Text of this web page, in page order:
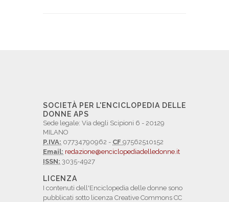
SOCIETÀ PER L'ENCICLOPEDIA DELLE
DONNE APS
Sede legale: Via degli Scipioni 6 - 20129
MILANO
P.IVA: 07734790962 - CF 97562510152
Email: redazione@enciclopediadelledonne.it
ISSN: 3035-4927
LICENZA
I contenuti dell'Enciclopedia delle donne sono
pubblicati sotto licenza Creative Commons CC